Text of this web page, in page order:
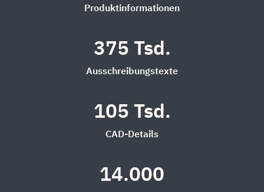
Produktinformationen
375 Tsd.
Ausschreibungstexte
105 Tsd.
CAD-Details
14.000